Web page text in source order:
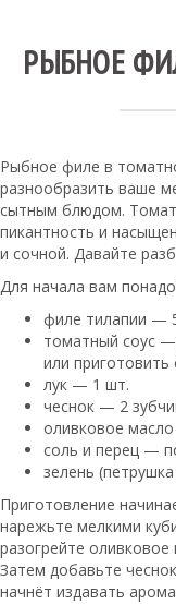
РЫБНОЕ
Рыбное филе в
разнообразить ваше
сытным блюдом.
пикантность и
и сочной. Давайте
Для начала вам
филе тилапии —
томатный соус
или
лук — 1 шт.
чеснок — 2
оливковое
соль и перец —
зелень
Приготовление
нарежьте мелкими
разогрейте
Затем добавьте
начнёт издавать